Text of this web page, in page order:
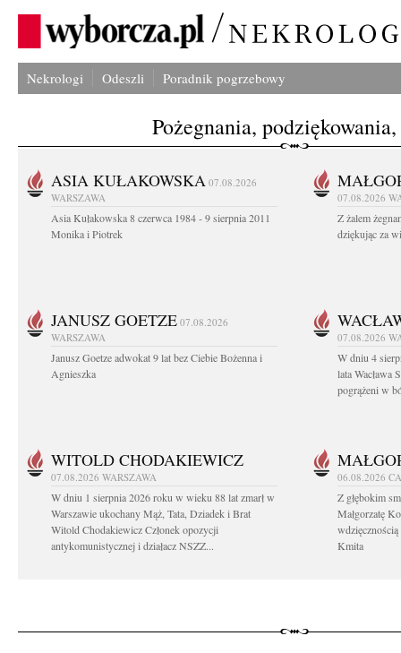
Nekrologi Odeszli Poradnik pogrzebowy
Pożegnania,
ASIA KUŁAKOWSKA 07.08.2026
WARSZAWA
Asia Kułakowska 8 czerwca 1984 - 9 sierpnia 2011
Monika i Piotrek
07.08.2026
Z żalem
dziękując za
JANUSZ GOETZE 07.08.2026
WARSZAWA
Janusz Goetze adwokat 9 lat bez Ciebie Bożenna i
Agnieszka
07.08.2026
W dniu 4
lata Wacława
pogrążeni w
WITOLD CHODAKIEWICZ
07.08.2026 WARSZAWA
W dniu 1 sierpnia 2026 roku w wieku 88 lat zmarł w
Warszawie ukochany Mąż, Tata, Dziadek i Brat
Witold Chodakiewicz Członek opozycji
antykomunistycznej i działacz NSZZ...
06.08.2026
Z głębokim
Małgorzatę
Kmita